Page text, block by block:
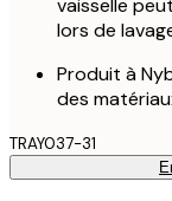
lors de
Produit à
des
TRAY037-31